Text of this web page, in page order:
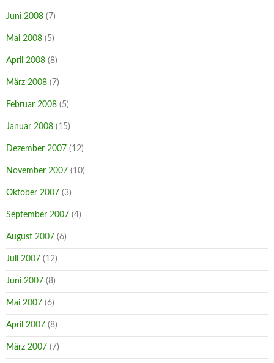
Juni 2008 (7)
Mai 2008 (5)
April 2008 (8)
März 2008 (7)
Februar 2008 (5)
Januar 2008 (15)
Dezember 2007 (12)
November 2007 (10)
Oktober 2007 (3)
September 2007 (4)
August 2007 (6)
Juli 2007 (12)
Juni 2007 (8)
Mai 2007 (6)
April 2007 (8)
März 2007 (7)